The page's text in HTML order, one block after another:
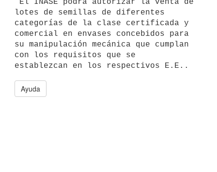
lotes de semillas de diferentes
categorías de la clase certificada y
comercial en envases concebidos para
su manipulación mecánica que cumplan
con los requisitos que se
Ayuda